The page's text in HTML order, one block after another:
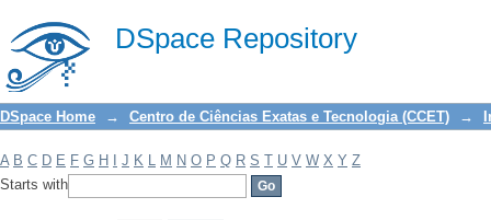
DSpace Repository
Filter by: Subject
DSpace Home → Centro de Ciências Exatas e Tecnologia (CCET) →
A B C D E F G H J K L M N O P Q R S T U V W X Y Z
Starts with